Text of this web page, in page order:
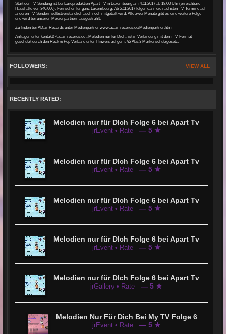
Start der TV-Sendung ist bei Europrodaktion Apart TV in Luxembourg am 4.11.2017 ab 18:00 Uhr (erreichbare
Haushalte von 340.000). Fernsehen für ganz Luxembourg. Ab 5.11.2017 folgen dann die nächsten TV-Termine auf
anderen TV-Sendern selbstverständlich auch noch mitgeteilt wird. Alle zwei Monate gibt es eine weitere Folge
und wird bei unseren Medienpartnern ausgestrahlt.
Zu finden bei ADair Records unter Medienpartnerwww.adair-records .de/Medienpartner.htm
Anfragen unter kontakt@adair-records.de ,,Melodien nur für Dich,, ist in Verbindung mit dem TV-Format
geschützt durch den Rock & Pop Verband unter Hinweis auf gem. §5 Abs.3 Markenschutzgesetz.
VIEW ALL
FOLLOWERS:
RECENTLY RATED:
Melodien nur für DIch Folge 6 bei Apart Tv
jrEvent • Rate — 5 ★
Melodien nur für DIch Folge 6 bei Apart Tv
jrEvent • Rate — 5 ★
Melodien nur für DIch Folge 6 bei Apart Tv
jrEvent • Rate — 5 ★
Melodien nur für DIch Folge 6 bei Apart Tv
jrEvent • Rate — 5 ★
Melodien nur für DIch Folge 6 bei Apart Tv
jrGallery • Rate — 5 ★
Melodien Nur Für Dich Bei My TV Folge 6
jrEvent • Rate — 5 ★